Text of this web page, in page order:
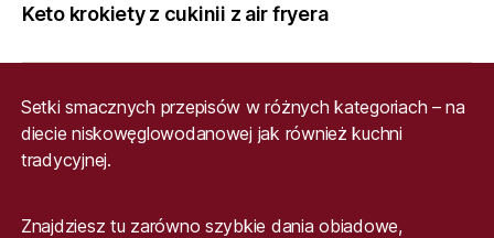
Keto krokiety z cukinii z air fryera
Setki smacznych przepisów w różnych kategoriach – na
diecie niskowęglowodanowej jak również kuchni
tradycyjnej.
Znajdziesz tu zarówno szybkie dania obiadowe,